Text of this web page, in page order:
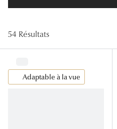
54 Résultats
Adaptable à la vue